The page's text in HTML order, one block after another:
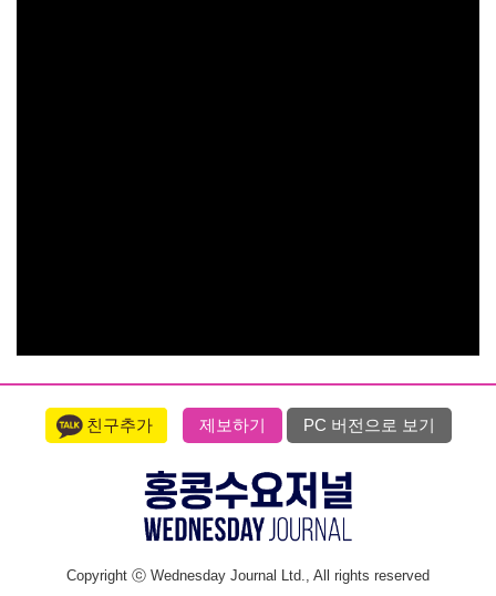
친구추가 제보하기 PC 버전으로 보기
Copyright ⓒ Wednesday Journal Ltd., All rights reserved